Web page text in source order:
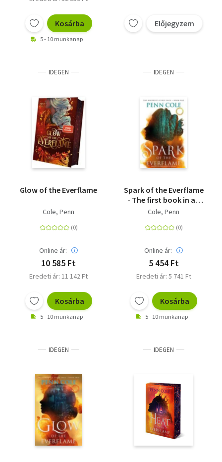
Kosárba
5 - 10 munkanap
Előjegyzem
IDEGEN
Glow of the Everflame
Cole, Penn
Online ár:
10 585 Ft
Eredeti ár: 11 142 Ft
Kosárba
5 - 10 munkanap
IDEGEN
Spark of the Everflame
- The first book in an
irresistibly epic,
romantasy series
Cole, Penn
Online ár:
5 454 Ft
Eredeti ár: 5 741 Ft
Kosárba
5 - 10 munkanap
IDEGEN IDEGEN